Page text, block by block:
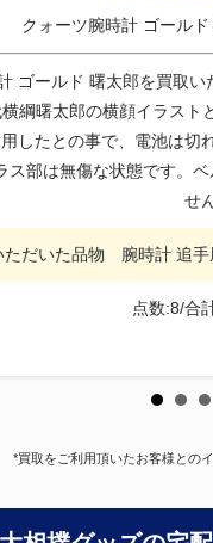
クォーツ腕時計 ゴールド
ゴールド 曙太郎を買取
綱曙太郎の横顔イラスト
したとの事で、電池は切
ス部は無傷な状態です。
せ
ただいた品物 腕時計 追手
点数:8/合
*買取をご利用頂いたお客様との